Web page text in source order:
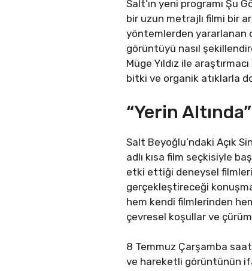
Salt’ın yeni programı Şu
bir uzun metrajlı filmi bir
yöntemlerden yararlanan
görüntüyü nasıl
Müge Yıldız ile
bitki ve organik atıklarla
“Yerin
Salt Beyoğlu’ndaki Açık
adlı kısa film seçkisiyle
etki ettiği deneysel filmleri
gerçekleştireceği
hem kendi filmlerinden
çevresel koşullar ve
8 Temmuz Çarşamba
ve hareketli görüntünün